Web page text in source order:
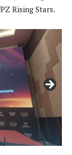
Rising Stars.